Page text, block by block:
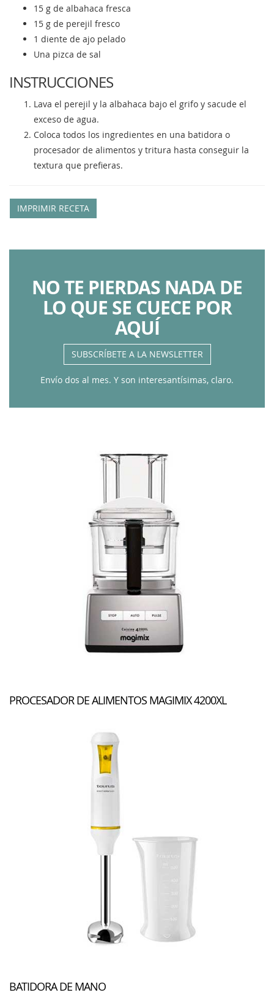
15 g de albahaca fresca
15 g de perejil fresco
1 diente de ajo pelado
Una pizca de sal
INSTRUCCIONES
Lava el perejil y la albahaca bajo el grifo y sacude el
exceso de agua.
Coloca todos los ingredientes en una batidora o
procesador de alimentos y tritura hasta conseguir la
textura que prefieras.
IMPRIMIR RECETA
NO TE PIERDAS NADA DE
LO QUE SE CUECE POR
AQUÍ
SUBSCRÍBETE A LA NEWSLETTER
Envío dos al mes. Y son interesantísimas, claro.
PROCESADOR DE ALIMENTOS MAGIMIX 4200XL
BATIDORA DE MANO